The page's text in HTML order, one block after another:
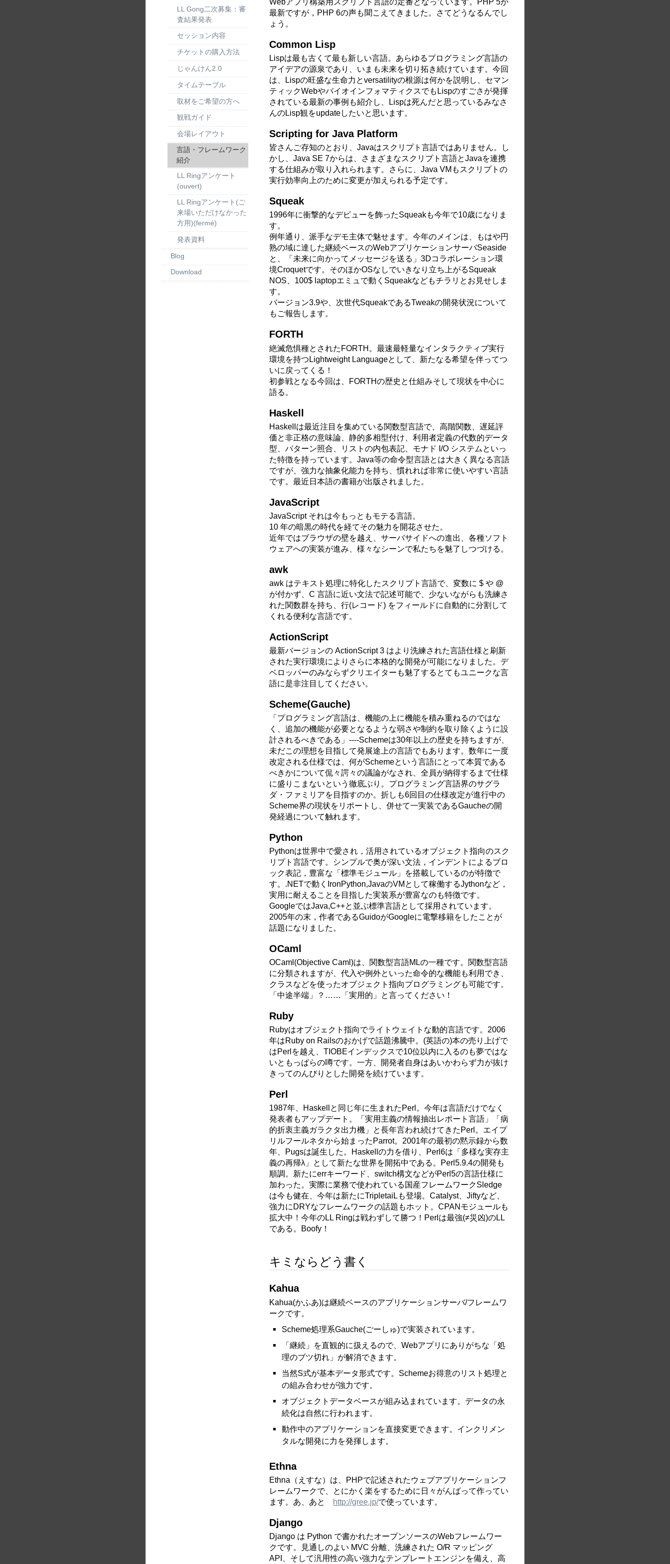
LL Gong二次募集：審
査結果発表
セッション内容
チケットの購入方法
じゃんけん2.0
タイムテーブル
取材をご希望の方へ
観戦ガイド
会場レイアウト
言語・フレームワーク
紹介
LL Ringアンケート
(ouvert)
LL Ringアンケート(ご
来場いただけなかった
方用)(fermé)
発表資料
Blog
Download
最新ですが，PHP 6の声も聞こえてきました。さてどうなるんでし
ょう。
Common Lisp
Lispは最も古くて最も新しい言語。あらゆるプログラミング言語の
アイデアの源泉であり、いまも未来を切り拓き続けています。今回
は、Lispの旺盛な生命力とversatilityの根源は何かを説明し、セマン
ティックWebやバイオインフォマティクスでもLispのすごさが発揮
されている最新の事例も紹介し、Lispは死んだと思っているみなさ
んのLisp観をupdateしたいと思います。
Scripting for Java Platform
皆さんご存知のとおり、Javaはスクリプト言語ではありません。し
かし、Java SE 7からは、さまざまなスクリプト言語とJavaを連携
する仕組みが取り入れられます。さらに、Java VMもスクリプトの
実行効率向上のために変更が加えられる予定です。
Squeak
1996年に衝撃的なデビューを飾ったSqueakも今年で10歳になりま
す。
例年通り、派手なデモ主体で魅せます。今年のメインは、もはや円
熟の域に達した継続ベースのWebアプリケーションサーバSeaside
と、「未来に向かってメッセージを送る」3Dコラボレーション環
境Croquetです。そのほかOSなしでいきなり立ち上がるSqueak
NOS、100$ laptopエミュで動くSqueakなどもチラリとお見せしま
す。
バージョン3.9や、次世代SqueakであるTweakの開発状況について
もご報告します。
FORTH
絶滅危惧種とされたFORTH。最速最軽量なインタラクティブ実行
環境を持つLightweight Languageとして、新たなる希望を伴ってつ
いに戻ってくる！
初参戦となる今回は、FORTHの歴史と仕組みそして現状を中心に
語る。
Haskell
Haskellは最近注目を集めている関数型言語で、高階関数、遅延評
価と非正格の意味論、静的多相型付け、利用者定義の代数的データ
型、パターン照合、リストの内包表記、モナド I/O システムといっ
た特徴を持っています。Java等の命令型言語とは大きく異なる言語
ですが、強力な抽象化能力を持ち、慣れれば非常に使いやすい言語
です。最近日本語の書籍が出版されました。
JavaScript
JavaScript それは今もっともモテる言語。
10 年の暗黒の時代を経てその魅力を開花させた。
近年ではブラウザの壁を越え、サーバサイドへの進出、各種ソフト
ウェアへの実装が進み、様々なシーンで私たちを魅了しつづける。
awk
awk はテキスト処理に特化したスクリプト言語で、変数に $ や @
が付かず、C 言語に近い文法で記述可能で、少ないながらも洗練さ
れた関数群を持ち、行(レコード) をフィールドに自動的に分割して
くれる便利な言語です。
ActionScript
最新バージョンの ActionScript 3 はより洗練された言語仕様と刷新
された実行環境によりさらに本格的な開発が可能になりました。デ
ベロッパーのみならずクリエイターも魅了するとてもユニークな言
語に是非注目してください。
Scheme(Gauche)
「プログラミング言語は、機能の上に機能を積み重ねるのではな
く、追加の機能が必要となるような弱さや制約を取り除くように設
計されるべきである」----Schemeは30年以上の歴史を持ちますが、
未だこの理想を目指して発展途上の言語でもあります。数年に一度
改定される仕様では、何がSchemeという言語にとって本質である
べきかについて侃々諤々の議論がなされ、全員が納得するまで仕様
に盛りこまないという徹底ぶり。プログラミング言語界のサグラ
ダ・ファミリアを目指すのか。折しも6回目の仕様改定が進行中の
Scheme界の現状をリポートし、併せて一実装であるGaucheの開
発経過について触れます。
Python
Pythonは世界中で愛され，活用されているオブジェクト指向のスク
リプト言語です。シンプルで奥が深い文法，インデントによるブロ
ック表記，豊富な「標準モジュール」を搭載しているのが特徴で
す。.NETで動くIronPython,JavaのVMとして稼働するJythonなど，
実用に耐えることを目指した実装系が豊富なのも特徴です。
GoogleではJava,C++と並ぶ標準言語として採用されています。
2005年の末，作者であるGuidoがGoogleに電撃移籍をしたことが
話題になりました。
OCaml
OCaml(Objective Caml)は、関数型言語MLの一種です。関数型言語
に分類されますが、代入や例外といった命令的な機能も利用でき、
クラスなどを使ったオブジェクト指向プログラミングも可能です。
「中途半端」？……「実用的」と言ってください！
Ruby
Rubyはオブジェクト指向でライトウェイトな動的言語です。2006
年はRuby on Railsのおかげで話題沸騰中。(英語の)本の売り上げで
はPerlを越え、TIOBEインデックスで10位以内に入るのも夢ではな
いともっぱらの噂です。一方、開発者自身はあいかわらず力が抜け
きってのんびりとした開発を続けています。
Perl
1987年、Haskellと同じ年に生まれたPerl。今年は言語だけでなく
発表者もアップデート。「実用主義の情報抽出レポート言語」「病
的折衷主義ガラクタ出力機」と長年言われ続けてきたPerl。エイプ
リルフールネタから始まったParrot。2001年の最初の黙示録から数
年、Pugsは誕生した。Haskellの力を借り、Perl6は「多様な実存主
義の再帰λ」として新たな世界を開拓中である。Perl5.9.4の開発も
順調。新たにerrキーワード、switch構文などがPerl5の言語仕様に
加わった。実際に業務で使われている国産フレームワークSledge
は今も健在、今年は新たにTripletaiLも登場。Catalyst、Jiftyなど、
強力にDRYなフレームワークの話題もホット。CPANモジュールも
拡大中！今年のLL Ringは戦わずして勝つ！Perlは最強(≠災凶)のLL
である。Boofy！
キミならどう書く
Kahua
Kahua(かふあ)は継続ベースのアプリケーションサーバ/フレームワ
ークです。
Scheme処理系Gauche(ごーしゅ)で実装されています。
「継続」を直観的に扱えるので、Webアプリにありがちな「処
理のブツ切れ」が解消できます。
当然S式が基本データ形式です。Schemeお得意のリスト処理と
の組み合わせが強力です。
オブジェクトデータベースが組み込まれています。データの永
続化は自然に行われます。
動作中のアプリケーションを直接変更できます。インクリメン
タルな開発に力を発揮します。
Ethna
Ethna（えすな）は、PHPで記述されたウェブアプリケーションフ
レームワークで、とにかく楽をするために日々がんばって作ってい
ます。あ、あと
http://gree.jp/で使っています。
Django
Django は Python で書かれたオープンソースのWebフレームワー
クです。見通しのよい MVC 分離、洗練された O/R マッピング
API、そして汎用性の高い強力なテンプレートエンジンを備え、高